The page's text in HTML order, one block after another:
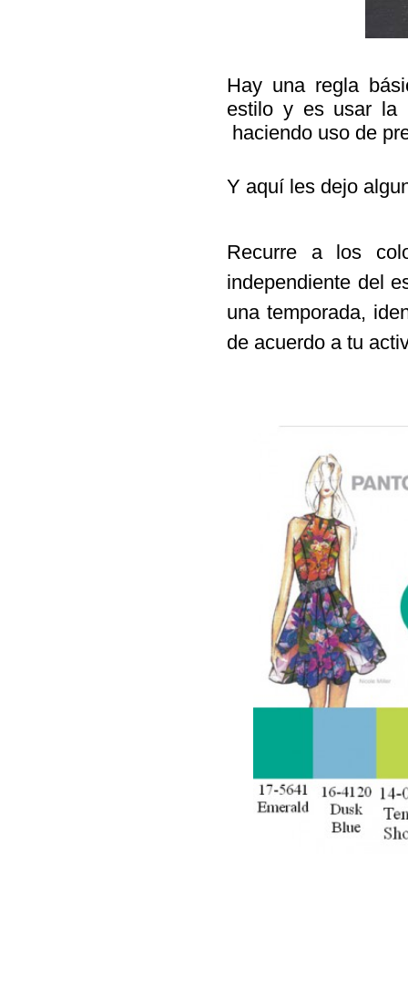
Hay una regla
estilo y es usar la
haciendo uso de
Y aquí les dejo
Recurre a los
independiente del
una temporada,
de acuerdo a tu